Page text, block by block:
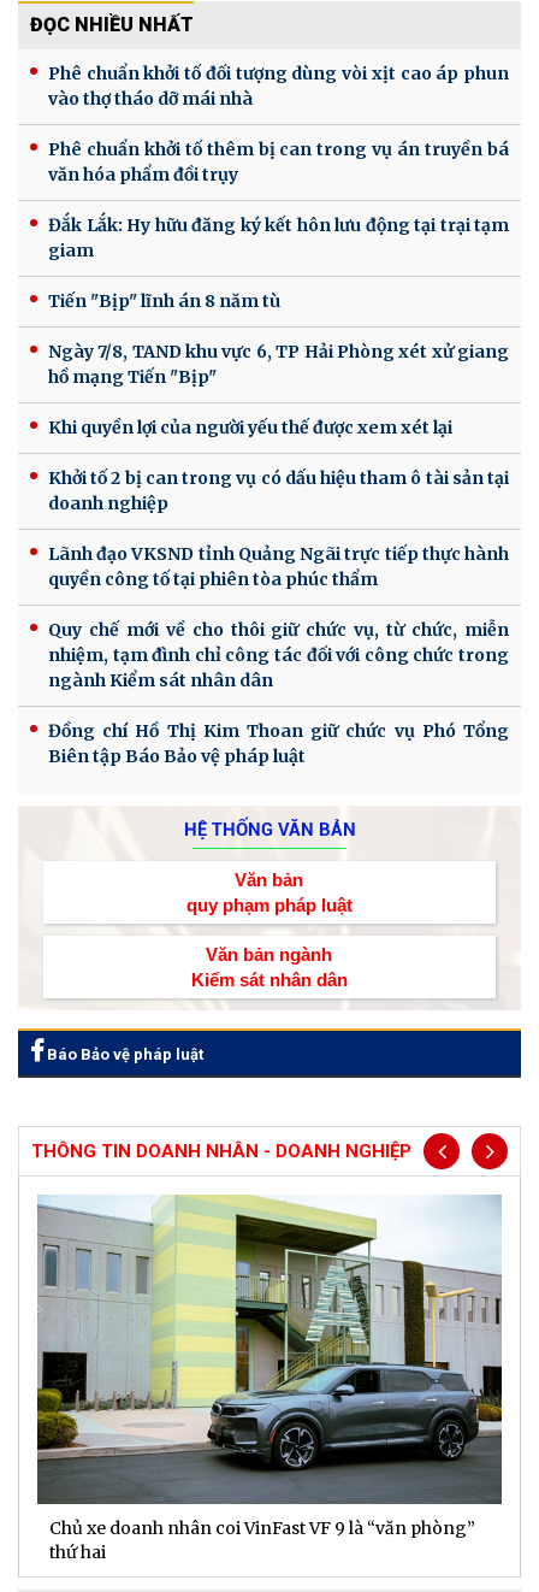
ĐỌC NHIỀU NHẤT
Phê chuẩn khởi tố đối tượng dùng vòi xịt cao áp phun
vào thợ tháo dỡ mái nhà
Phê chuẩn khởi tố thêm bị can trong vụ án truyền bá
văn hóa phẩm đồi trụy
Đắk Lắk: Hy hữu đăng ký kết hôn lưu động tại trại tạm
giam
Tiến "Bịp" lĩnh án 8 năm tù
Ngày 7/8, TAND khu vực 6, TP Hải Phòng xét xử giang
hồ mạng Tiến "Bịp"
Khi quyền lợi của người yếu thế được xem xét lại
Khởi tố 2 bị can trong vụ có dấu hiệu tham ô tài sản tại
doanh nghiệp
Lãnh đạo VKSND tỉnh Quảng Ngãi trực tiếp thực hành
quyền công tố tại phiên tòa phúc thẩm
Quy chế mới về cho thôi giữ chức vụ, từ chức, miễn
nhiệm, tạm đình chỉ công tác đối với công chức trong
ngành Kiểm sát nhân dân
Đồng chí Hồ Thị Kim Thoan giữ chức vụ Phó Tổng
Biên tập Báo Bảo vệ pháp luật
HỆ THỐNG VĂN BẢN
Văn bản
quy phạm pháp luật
Văn bản ngành
Kiểm sát nhân dân
Báo Bảo vệ pháp luật
THÔNG TIN DOANH NHÂN - DOANH NGHIỆP
Chủ xe doanh nhân coi VinFast VF 9 là “văn phòng”
thứ hai